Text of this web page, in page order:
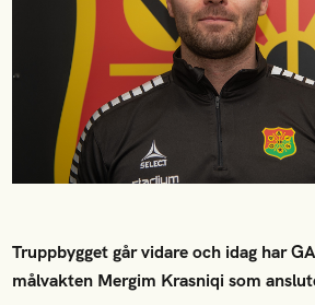
Truppbygget går vidare och idag har
målvakten Mergim Krasniqi som